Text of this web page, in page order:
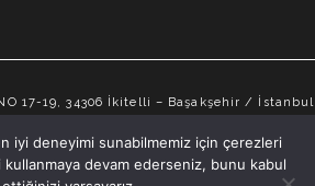
17-19, 34306 İkitelli – Başakşehir / İstanbul
iyi deneyimi sunabilmemiz için çerezleri
kullanmaya devam ederseniz, bunu kabul